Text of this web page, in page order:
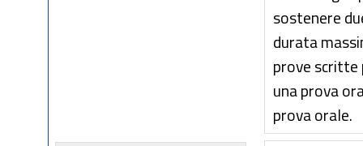
sostenere
durata
prove scritte
una prova
prova orale.